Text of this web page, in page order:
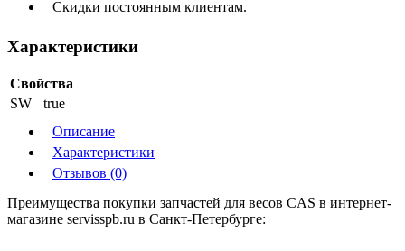
Скидки постоянным клиентам.
Характеристики
Свойства
SW
true
Описание
Характеристики
Отзывов (0)
Преимущества покупки запчастей для весов CAS в интернет-
магазине servisspb.ru в Санкт-Петербурге: